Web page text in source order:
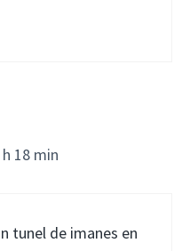
18 min
tunel de imanes en